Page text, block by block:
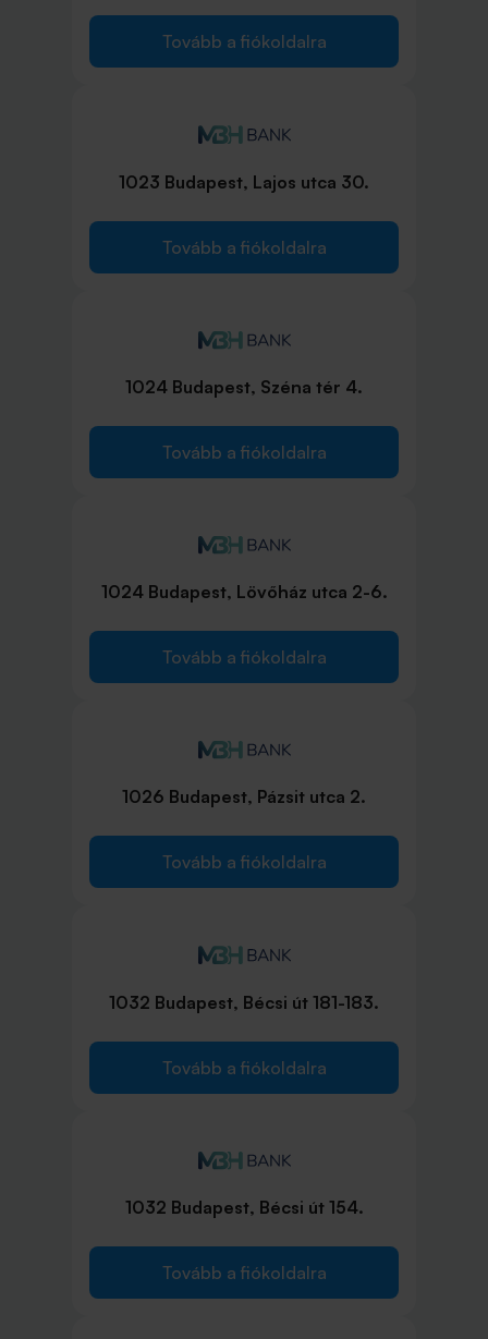
Tovább a fiókoldalra
1023 Budapest, Lajos utca 30.
Tovább a fiókoldalra
1024 Budapest, Széna tér 4.
Tovább a fiókoldalra
1024 Budapest, Lövőház utca 2-6.
Tovább a fiókoldalra
1026 Budapest, Pázsit utca 2.
Tovább a fiókoldalra
1032 Budapest, Bécsi út 181-183.
Tovább a fiókoldalra
1032 Budapest, Bécsi út 154.
Tovább a fiókoldalra